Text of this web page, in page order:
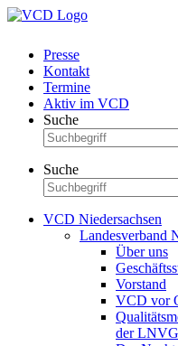
Presse
Kontakt
Termine
Aktiv im VCD
Suche
Suche
VCD Niedersachsen
Landesverband
Über uns
Vorstand
VCD vor
der LNVG